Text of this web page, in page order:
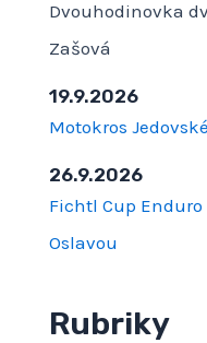
Dvouhodinovka
Zašová
19.9.2026
Motokros
26.9.2026
Fichtl Cup
Oslavou
Rubriky